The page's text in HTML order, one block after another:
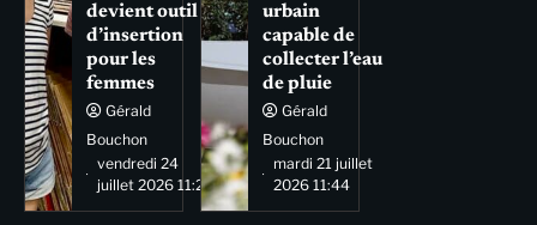
devient outil
d’insertion
pour les
femmes
Gérald
Bouchon
vendredi 24
juillet 2026 11:29
urbain
capable de
collecter l’eau
de pluie
Gérald
Bouchon
mardi 21 juillet
2026 11:44